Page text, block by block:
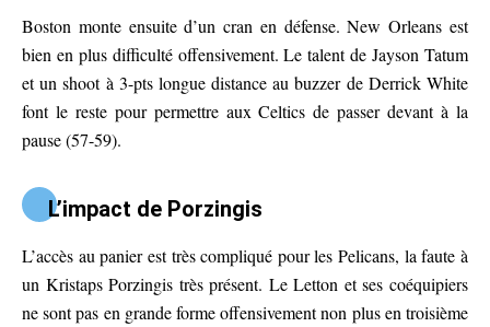
Boston monte ensuite d’un cran en défense. New Orleans est
bien en plus difficulté offensivement. Le talent de Jayson Tatum
et un shoot à 3-pts longue distance au buzzer de Derrick White
font le reste pour permettre aux Celtics de passer devant à la
pause (57-59).
L’impact de Porzingis
L’accès au panier est très compliqué pour les Pelicans, la faute à
un Kristaps Porzingis très présent. Le Letton et ses coéquipiers
ne sont pas en grande forme offensivement non plus en troisième